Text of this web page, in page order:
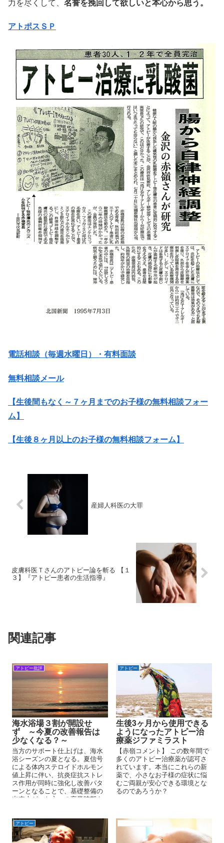
アトポスＳＰ
電話相談（毎週水曜日）・有料面談
無料相談メール
【生後間もなく～７ヶ月までのお子様の無料相談フォー
ム】
【生後８ヶ月以上のお子様の無料相談フォーム】
産婦人科医の大罪
皮膚科医Ｔさんのアトピー論を斬る 【１
３】『アトピー患者の生活指導』
関連記事
アトピー批評
海水浴場３割が開設せ
ず ～今夏の改善報告は
少なくなる？～
当方のサポート仕上げは、海水
浴シーズンの夏となる。夏信号
による体内ステロイドホルモン
値上昇に伴い、抗炎症抗ストレ
ス作用が同時に強化し改善パタ
ーンとなることで、基礎整備の
出来上がった方々の卒業時期を
アトピー
生後3ヶ月から使用できる
ようになったアトピー治
療薬ジファミラスト
【赤嶺コメント】 この数年間で
多くのアトピー治療薬が認可さ
れています。本当にこれらの新
薬で、小さなお子様の症状に悩
むご両親が安心できる環境とな
るのであろうか？
アトピー